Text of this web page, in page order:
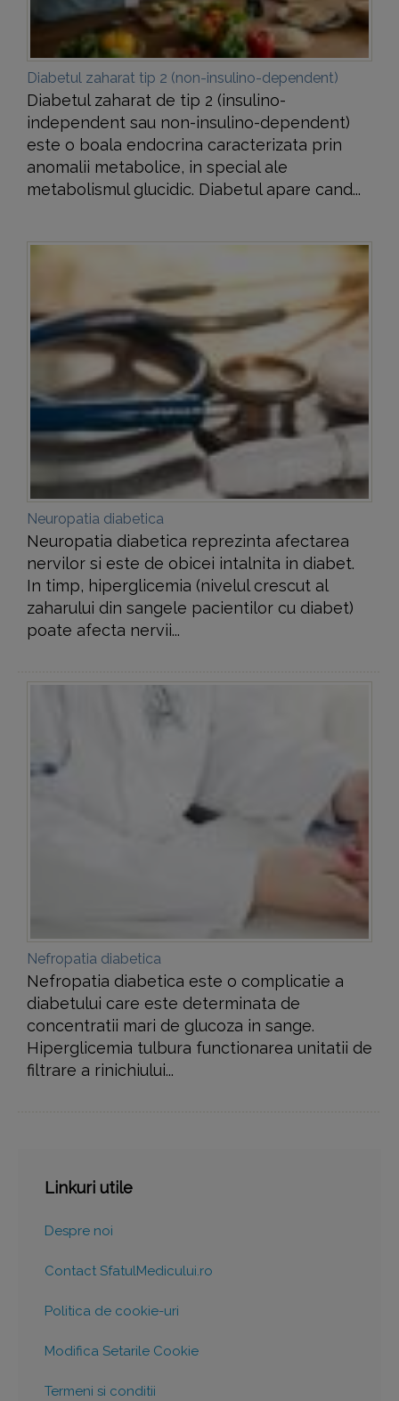
Diabetul zaharat tip 2 (non-insulino-dependent)
Diabetul zaharat de tip 2 (insulino-
independent sau non-insulino-dependent)
este o boala endocrina caracterizata prin
anomalii metabolice, in special ale
metabolismul glucidic. Diabetul apare cand...
Neuropatia diabetica
Neuropatia diabetica reprezinta afectarea
nervilor si este de obicei intalnita in diabet.
In timp, hiperglicemia (nivelul crescut al
zaharului din sangele pacientilor cu diabet)
poate afecta nervii...
Nefropatia diabetica
Nefropatia diabetica este o complicatie a
diabetului care este determinata de
concentratii mari de glucoza in sange.
Hiperglicemia tulbura functionarea unitatii de
filtrare a rinichiului...
Linkuri utile
Despre noi
Contact SfatulMedicului.ro
Politica de cookie-uri
Modifica Setarile Cookie
Termeni si conditii